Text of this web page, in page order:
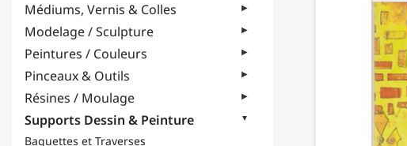
Médiums, Vernis & Colles
Modelage / Sculpture
Peintures / Couleurs
Pinceaux & Outils
Résines / Moulage
Supports Dessin & Peinture
Baguettes et Traverses